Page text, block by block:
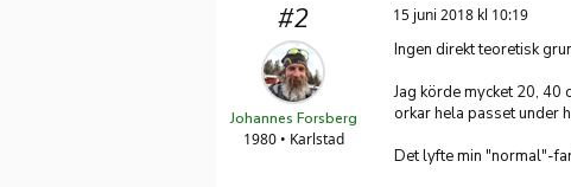
#2
Johannes Forsberg
1980 • Karlstad
15 juni 2018 kl 10:19
Ingen direkt teoretisk
Jag körde mycket 20, 40
orkar hela passet under
Det lyfte min "normal"-